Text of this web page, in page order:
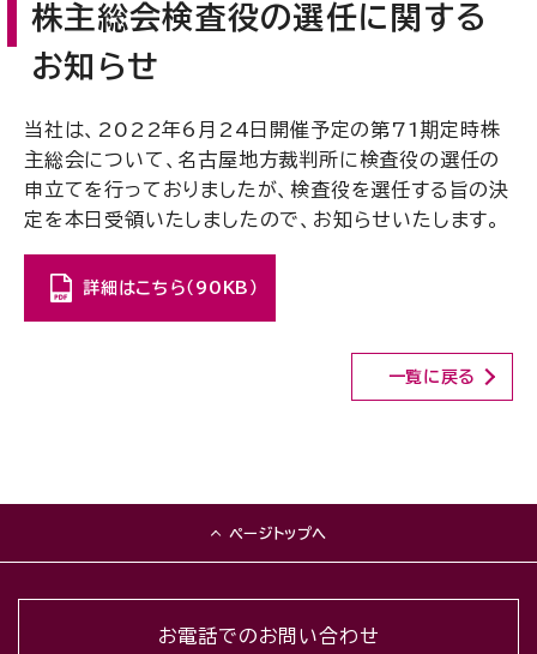
株主総会検査役の選任に関する
お知らせ
当社は、 2022年6月 24 日開催予定の第71 期定時株
主総会について、名古屋地方裁判所に検査役の選任の
申立てを行っておりましたが、検査役を選任する旨の決
定を本日受領いたしましたので、お知らせいたします。
詳細はこちら（90KB）
一覧に戻る
ページトップへ
お電話でのお問い合わせ